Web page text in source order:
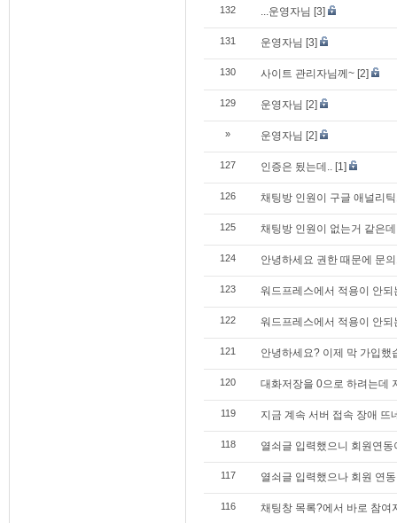
132 ...운영자님 [3]
131 운영자님 [3]
130 사이트 관리자님께~ [2]
129 운영자님 [2]
» 운영자님 [2]
127 인증은 됬는데.. [1]
126 채팅방 인원이 구글 애널리
125 채팅방 인원이 없는거 같은
124 안녕하세요 권한 때문에 문
123 워드프레스에서 적용이 안되
122 워드프레스에서 적용이 안되
121 안녕하세요? 이제 막 가입했
120 대화저장을 0으로 하려는데
119 지금 계속 서버 접속 장애 뜨
118 열쇠글 입력했으니 회원연동
117 열쇠글 입력했으나 회원 연
116 채팅창 목록?에서 바로 참여